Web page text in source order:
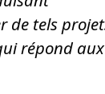
de tels
répond aux